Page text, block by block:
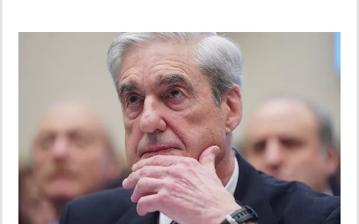
INSÓLITAS
MULTIMEDIA